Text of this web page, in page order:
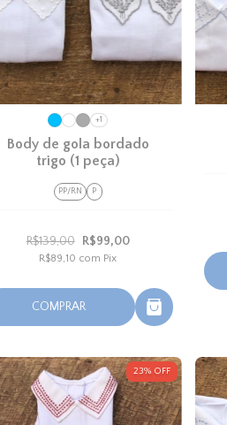
+1
Body de gola bordado
trigo (1 peça)
PP/RN P
R$139,00 R$99,00
R$89,10 com Pix
COMPRAR
23% OFF